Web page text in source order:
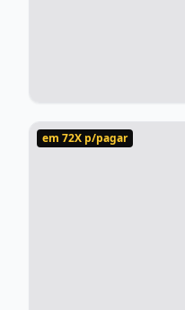
em 72X p/pagar